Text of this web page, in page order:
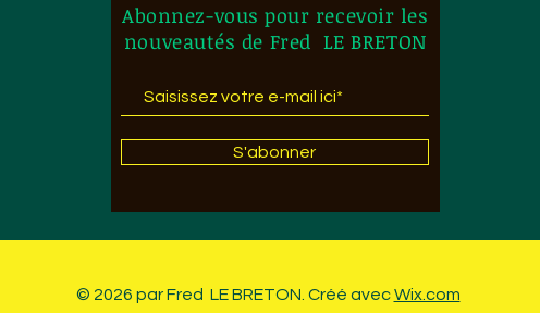
Abonnez-vous pour recevoir les
nouveautés de Fred LE BRETON
S'abonner
© 2026 par Fred LE BRETON. Créé avecWix.com